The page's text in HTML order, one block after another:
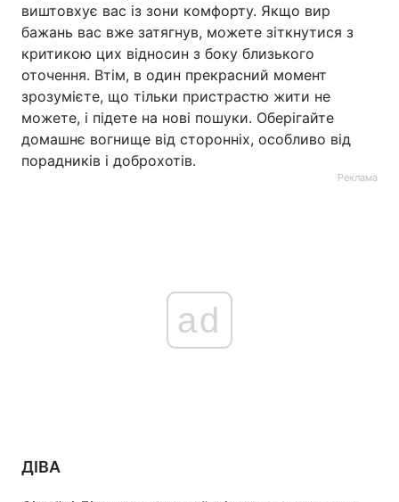
виштовхує вас із зони комфорту. Якщо вир
бажань вас вже затягнув, можете зіткнутися з
критикою цих відносин з боку близького
оточення. Втім, в один прекрасний момент
зрозумієте, що тільки пристрастю жити не
можете, і підете на нові пошуки. Оберігайте
домашнє вогнище від сторонніх, особливо від
порадників і доброхотів.
Реклама
ad
ДІВА